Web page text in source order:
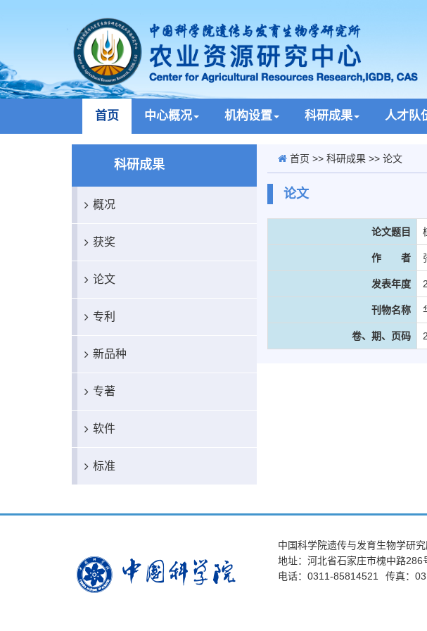
首页 中心概况 机构设置 科研成果 人才队
科研成果
概况
获奖
论文
专利
新品种
专著
软件
标准
首页 >> 科研成果>> 论文
论文
论文题目
作 者
发表年度
刊物名称
卷、期、页码
中国科学院遗传与发育生物学研
地址：河北省石家庄市槐中路286
电话：0311-85814521
传真：